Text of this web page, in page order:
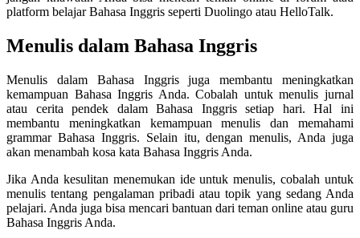
platform belajar Bahasa Inggris seperti Duolingo atau HelloTalk.
Menulis dalam Bahasa Inggris
Menulis dalam Bahasa Inggris juga membantu meningkatkan
kemampuan Bahasa Inggris Anda. Cobalah untuk menulis jurnal
atau cerita pendek dalam Bahasa Inggris setiap hari. Hal ini
membantu meningkatkan kemampuan menulis dan memahami
grammar Bahasa Inggris. Selain itu, dengan menulis, Anda juga
akan menambah kosa kata Bahasa Inggris Anda.
Jika Anda kesulitan menemukan ide untuk menulis, cobalah untuk
menulis tentang pengalaman pribadi atau topik yang sedang Anda
pelajari. Anda juga bisa mencari bantuan dari teman online atau guru
Bahasa Inggris Anda.